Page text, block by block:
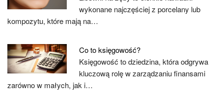
wykonane najczęściej z porcelany lub
kompozytu, które mają na…
Co to księgowość?
Księgowość to dziedzina, która odgrywa
kluczową rolę w zarządzaniu finansami
zarówno w małych, jak i…